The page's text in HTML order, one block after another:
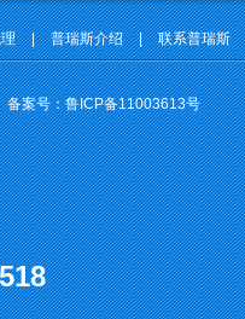
| 普瑞斯介绍 | 联系普瑞斯
案号：鲁ICP备11003613号